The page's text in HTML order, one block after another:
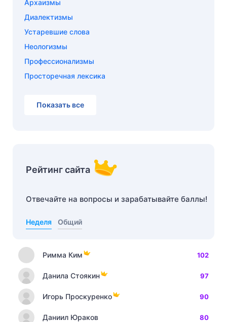
Архаизмы
Диалектизмы
Устаревшие слова
Неологизмы
Профессионализмы
Просторечная лексика
Показать все
Рейтинг сайта
Отвечайте на вопросы и зарабатывайте баллы!
Неделя Общий
Римма Ким 102
Данила Стоякин 97
Игорь Проскуренко 90
Даниил Юраков 80